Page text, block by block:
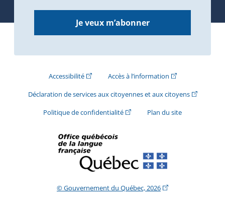
Je veux m’abonner
Accessibilité(Cet hyperlien externe s'ouvrira dans une
Accès à l’information(Cet hyperlien
Déclaration de services aux citoyennes et aux citoyens(Cet
Politique de confidentialité(Cet hyperlien externe s'ouvrira
Plan du site
© Gouvernement du Québec, 2026(Cet hyperlien